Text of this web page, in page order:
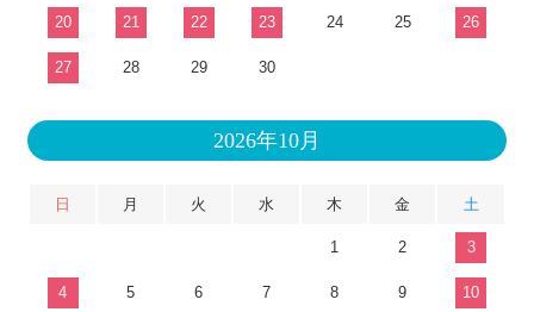
20 21 22 23 24 25 26
27 28 29 30
2026年10月
日 月 火 水 木 金 土
1 2 3
4 5 6 7 8 9 10